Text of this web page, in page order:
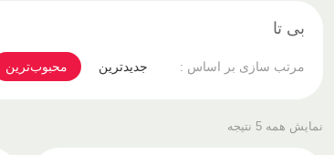
بی تا
مرتب سازی بر اساس : جدیدترین محبوب‌ترین
نمایش همه 5 نتیجه